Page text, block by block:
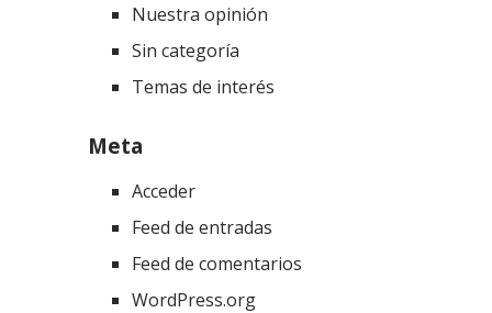
Nuestra opinión
Sin categoría
Temas de interés
Meta
Acceder
Feed de entradas
Feed de comentarios
WordPress.org